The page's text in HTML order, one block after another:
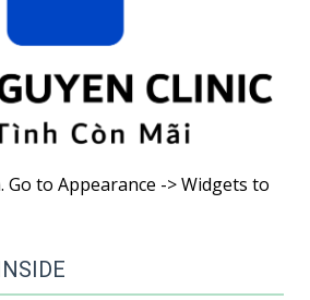
Go to Appearance -> Widgets to